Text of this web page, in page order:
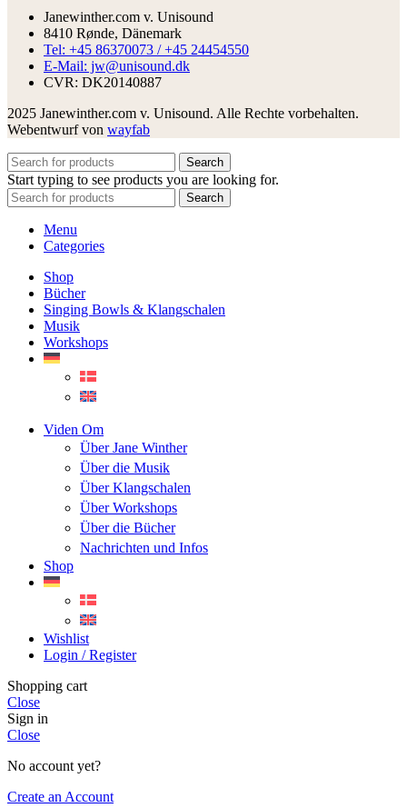
Janewinther.com v. Unisound
8410 Rønde, Dänemark
Tel: +45 86370073 / +45 24454550
E-Mail: jw@unisound.dk
CVR: DK20140887
2025 Janewinther.com v. Unisound. Alle Rechte vorbehalten.
Webentwurf von wayfab
Search
Start typing to see products you are looking for.
Search
Menu
Categories
Shop
Bücher
Singing Bowls & Klangschalen
Musik
Workshops
Viden Om
Über Jane Winther
Über die Musik
Über Klangschalen
Über Workshops
Über die Bücher
Nachrichten und Infos
Shop
Wishlist
Login / Register
Shopping cart
Close
Sign in
Close
No account yet?
Create an Account